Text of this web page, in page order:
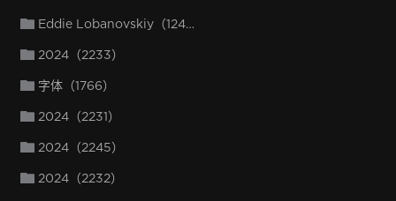
Eddie Lobanovskiy（1245）
2024（2233）
字体（1766）
2024（2231）
2024（2245）
2024（2232）